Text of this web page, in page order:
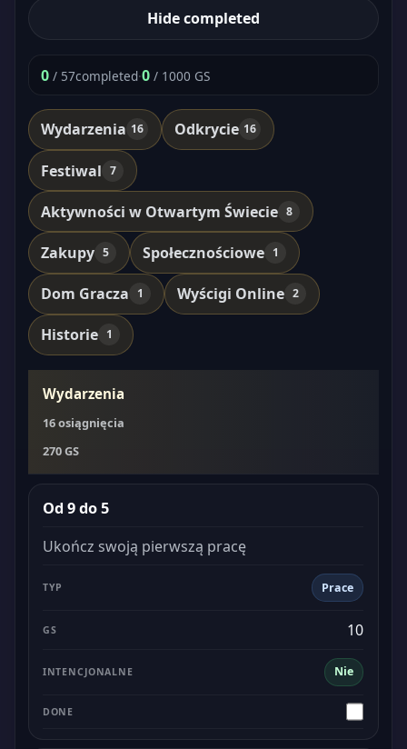
Hide completed
0 / 57completed·0 / 1000 GS
Wydarzenia 16 Odkrycie 16
Festiwal 7
Aktywności w Otwartym Świecie 8
Zakupy 5 Społecznościowe 1
Dom Gracza 1 Wyścigi Online 2
Historie 1
Wydarzenia
16 osiągnięcia
270 GS
Od 9 do 5
Ukończ swoją pierwszą pracę
Prace
Nie
10